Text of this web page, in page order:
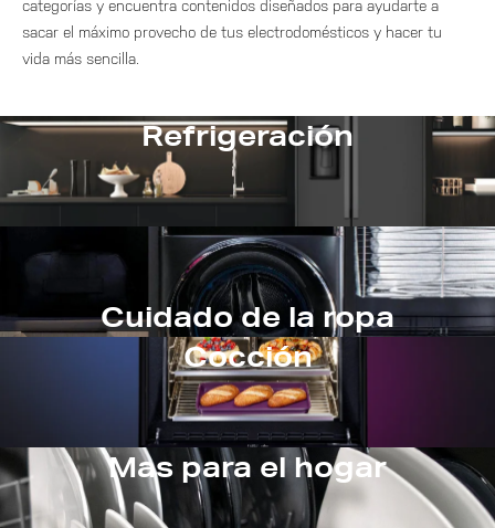
categorías y encuentra contenidos diseñados para ayudarte a
sacar el máximo provecho de tus electrodomésticos y hacer tu
vida más sencilla.
Refrigeración
Cuidado de la ropa
Cocción
Mas para el hogar